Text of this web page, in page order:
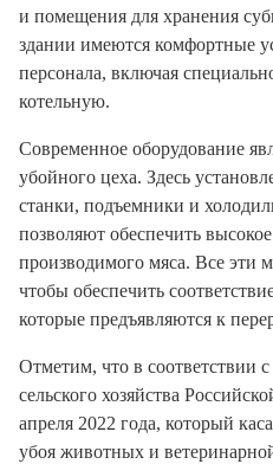
и помещения для хранения
здании имеются комфортные
персонала, включая
котельную.
Современное оборудование
убойного цеха. Здесь
станки, подъемники и
позволяют обеспечить
производимого мяса. Все эти
чтобы обеспечить
которые предъявляются к
Отметим, что в соответствии
сельского хозяйства
апреля 2022 года, который
убоя животных и